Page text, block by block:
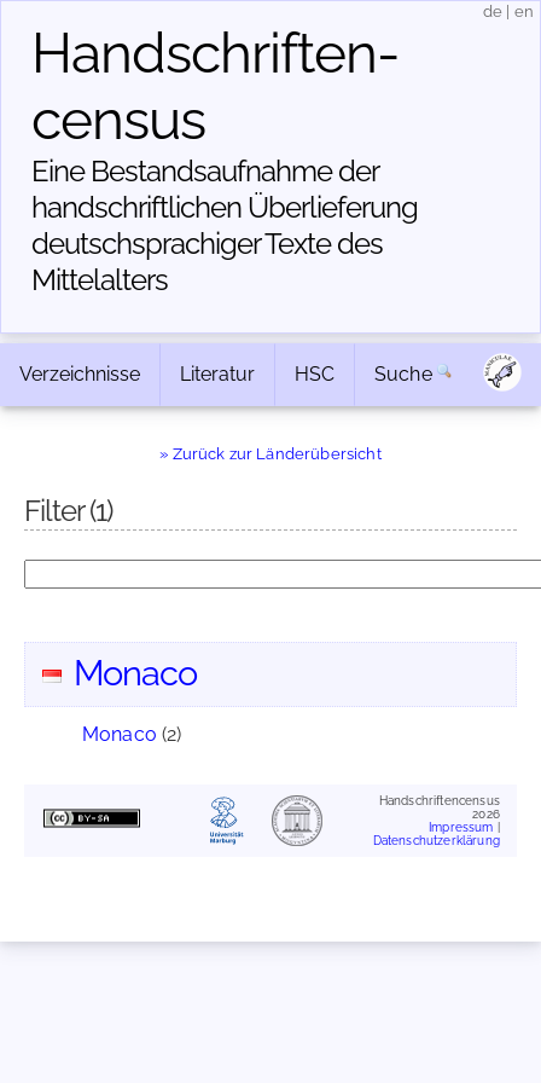
Handschriften­
census
Eine Bestandsaufnahme der
handschriftlichen Über­lieferung
deutschsprachiger Texte des
Mittelalters
de en
Verzeichnisse Literatur HSC Suche
» Zurück zur Länderübersicht
Filter(1)
Monaco
Monaco (2)
Handschriftencensus
2026
Impressum
Datenschutzerklärung